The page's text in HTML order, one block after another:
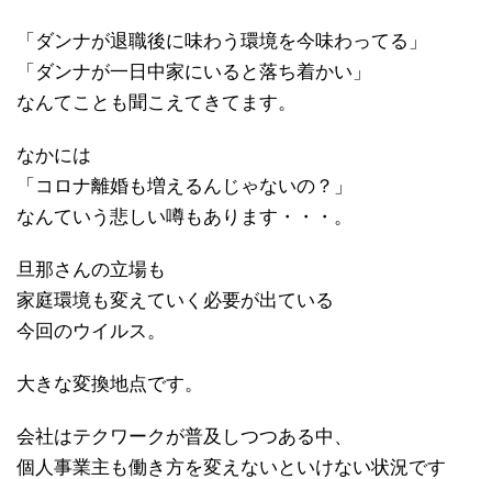
「ダンナが退職後に味わう環境を今味わってる」
「ダンナが一日中家にいると落ち着かい」
なんてことも聞こえてきてます。
なかには
「コロナ離婚も増えるんじゃないの？」
なんていう悲しい噂もあります・・・。
旦那さんの立場も
家庭環境も変えていく必要が出ている
今回のウイルス。
大きな変換地点です。
会社はテクワークが普及しつつある中、
個人事業主も働き方を変えないといけない状況です